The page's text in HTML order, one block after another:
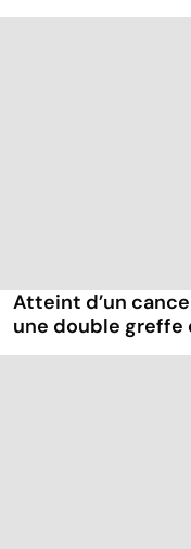
Atteint d’un
une double greffe